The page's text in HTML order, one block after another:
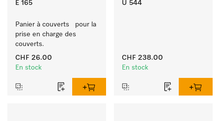
E 165
Panier à couverts   pour la
prise en charge des
couverts.
CHF 26.00
En stock
U 544
CHF 238.00
En stock